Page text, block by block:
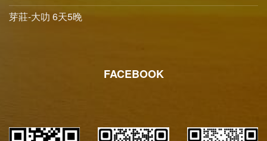
芽莊-大叻 6天5晚
FACEBOOK